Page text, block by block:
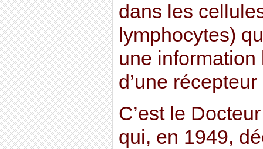
dans les
lymphocytes)
une information
d’une
C’est le
qui, en 1949,